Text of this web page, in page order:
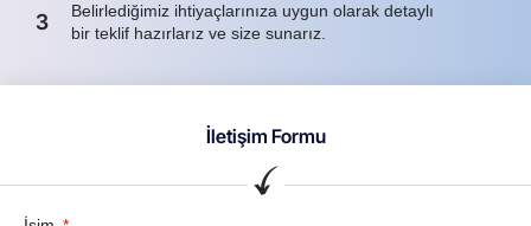
3
Belirlediğimiz ihtiyaçlarınıza uygun olarak detaylı
bir teklif hazırlarız ve size sunarız.
İletişim Formu